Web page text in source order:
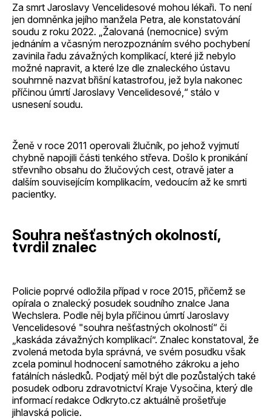
Za smrt Jaroslavy Vencelidesové mohou lékaři. To není
jen domněnka jejího manžela Petra, ale konstatování
soudu z roku 2022. „Žalovaná (nemocnice) svým
jednáním a včasným nerozpoznáním svého pochybení
zavinila řadu závažných komplikací, které již nebylo
možné napravit, a které lze dle znaleckého ústavu
souhrnně nazvat břišní katastrofou, jež byla nakonec
příčinou úmrtí Jaroslavy Vencelidesové,“ stálo v
usnesení soudu.
Ženě v roce 2011 operovali žlučník, po jehož vyjmutí
chybně napojili části tenkého střeva. Došlo k pronikání
střevního obsahu do žlučových cest, otravě jater a
dalším souvisejícím komplikacím, vedoucím až ke smrti
pacientky.
Souhra nešťastných okolností,
tvrdil znalec
Policie poprvé odložila případ v roce 2015, přičemž se
opírala o znalecký posudek soudního znalce Jana
Wechslera. Podle něj byla příčinou úmrtí Jaroslavy
Vencelidesové "souhra nešťastných okolností“ či
„kaskáda závažných komplikací”. Znalec konstatoval, že
zvolená metoda byla správná, ve svém posudku však
zcela pominul hodnocení samotného zákroku a jeho
fatálních následků. Podjatý měl být dle pozůstalých také
posudek odboru zdravotnictví Kraje Vysočina, který dle
informací redakce Odkryto.cz aktuálně prošetřuje
jihlavská policie.